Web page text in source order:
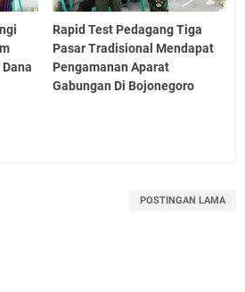
Rapid Test Pedagang Tiga
Pasar Tradisional Mendapat
Pengamanan Aparat
Gabungan Di Bojonegoro
POSTINGAN LAMA